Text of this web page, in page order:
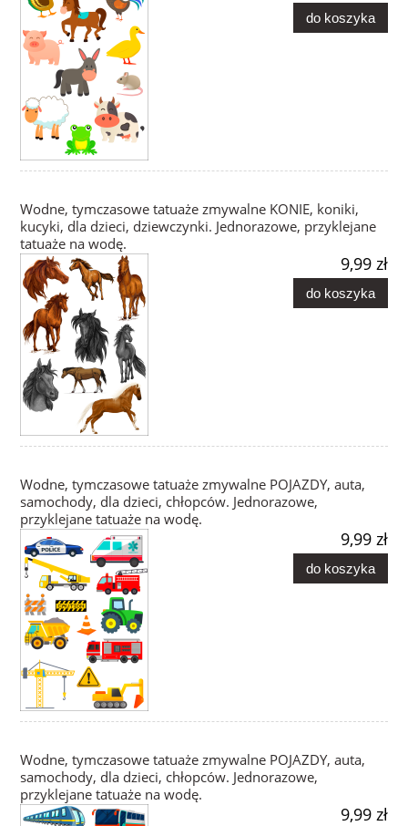
do koszyka
Wodne, tymczasowe tatuaże zmywalne KONIE, koniki,
kucyki, dla dzieci, dziewczynki. Jednorazowe, przyklejane
tatuaże na wodę.
9,99 zł
do koszyka
Wodne, tymczasowe tatuaże zmywalne POJAZDY, auta,
samochody, dla dzieci, chłopców. Jednorazowe,
przyklejane tatuaże na wodę.
9,99 zł
do koszyka
Wodne, tymczasowe tatuaże zmywalne POJAZDY, auta,
samochody, dla dzieci, chłopców. Jednorazowe,
przyklejane tatuaże na wodę.
9,99 zł